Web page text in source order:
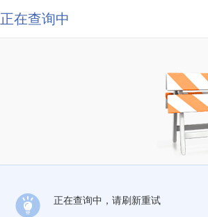
正在查询中
正在查询中，请刷新重试